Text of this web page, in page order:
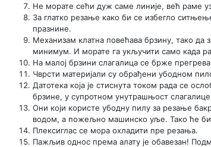
Не морате сећи дуж саме линије, већ раме
За глатко резање како би се избегло
празнине.
Механизам клатна повећава брзину, тако
минимум. И морате га укључити само када
На малој брзини слагалица се брже
Чврсти материјали су обрађени убодном
Датотека која је стиснута током рада се
брзине, у супротном унутрашњост
Они који користе убодну пилу за резање
водом, а пожељно машинско уље. Тако ће
Плексиглас се мора охладити пре резања.
Пажљив однос према алату је обавезан!